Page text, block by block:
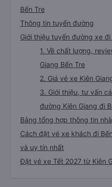
Bến Tre
Thông tin tuyến đường
Giới thiệu tuyến đường xe
1. Về chất lượng,
Giang Bến Tre
2. Giá vé xe Kiên
3. Giới thiệu, tư vấn
đường Kiên Giang đi
Bảng tổng hợp thông tin
Cách đặt vé xe khách đi
và uy tín nhất
Đặt vé xe Tết 2027 từ Kiên